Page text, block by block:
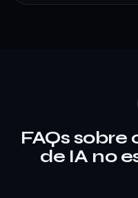
FAQs sobre
de IA no